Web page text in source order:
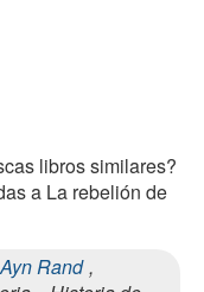
libros similares?
a La rebelión de
Ayn Rand ,